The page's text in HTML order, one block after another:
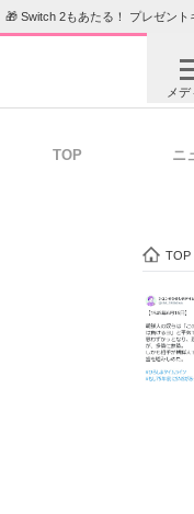
🎁 Switch 2もあたる！ プレゼント
メデ
TOP ニ
TOP